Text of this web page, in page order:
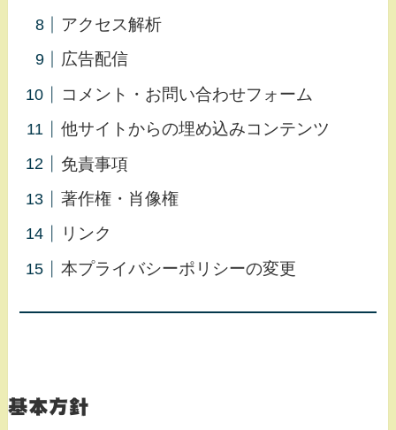
アクセス解析
広告配信
コメント・お問い合わせフォーム
他サイトからの埋め込みコンテンツ
免責事項
著作権・肖像権
リンク
本プライバシーポリシーの変更
基本方針